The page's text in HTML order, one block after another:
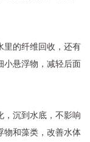
里的纤维回收，还有
小悬浮物，减轻后面
，沉到水底，不影响
物和藻类，改善水体